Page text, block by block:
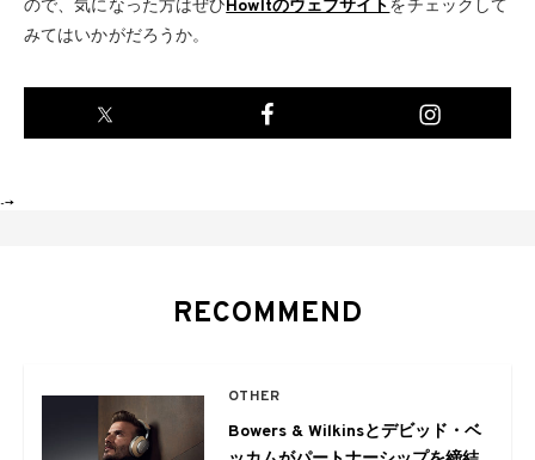
ので、気になった方はぜひHowltのウェブサイトをチェックして
みてはいかがだろうか。
-->
RECOMMEND
OTHER
Bowers & Wilkinsとデビッド・ベ